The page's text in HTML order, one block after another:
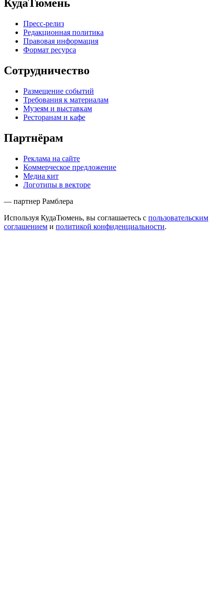
КудаТюмень
Пресс-релиз
Редакционная политика
Правовая информация
Формат ресурса
Сотрудничество
Размещение событий
Требования к материалам
Музеям и выставкам
Ресторанам и кафе
Партнёрам
Реклама на сайте
Коммерческое предложение
Медиа кит
Логотипы в векторе
— партнер Рамблера
Используя КудаТюмень, вы соглашаетесь с пользовательским
соглашением и политикой конфиденциальности.